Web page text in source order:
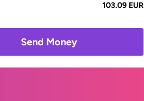
103.09 EUR
Send Money